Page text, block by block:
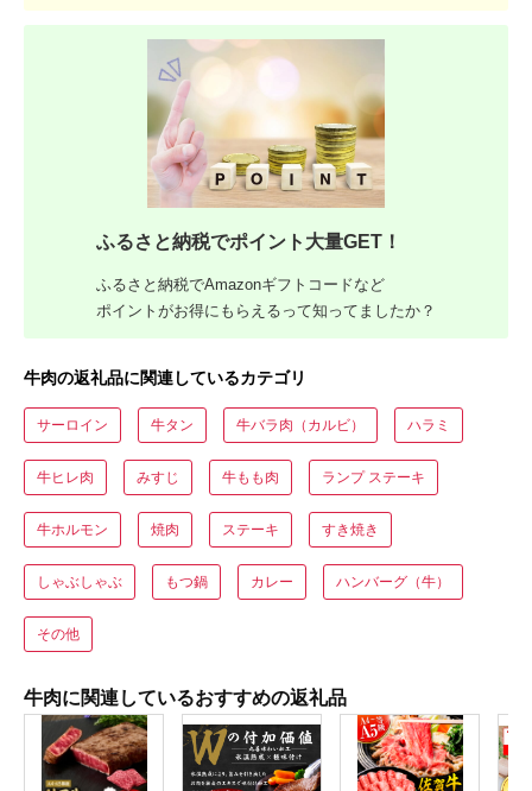
ふるさと納税でポイント大量GET！
ふるさと納税でAmazonギフトコードなど
ポイントがお得にもらえるって知ってましたか？
牛肉の返礼品に関連しているカテゴリ
サーロイン 牛タン 牛バラ肉（カルビ） ハラミ
牛ヒレ肉 みすじ 牛もも肉 ランプ ステーキ
牛ホルモン 焼肉 ステーキ すき焼き
しゃぶしゃぶ もつ鍋 カレー ハンバーグ（牛）
その他
牛肉に関連しているおすすめの返礼品